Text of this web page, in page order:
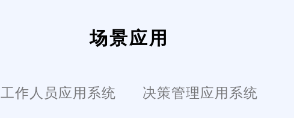
场景应用
工作人员应用系统 决策管理应用系统